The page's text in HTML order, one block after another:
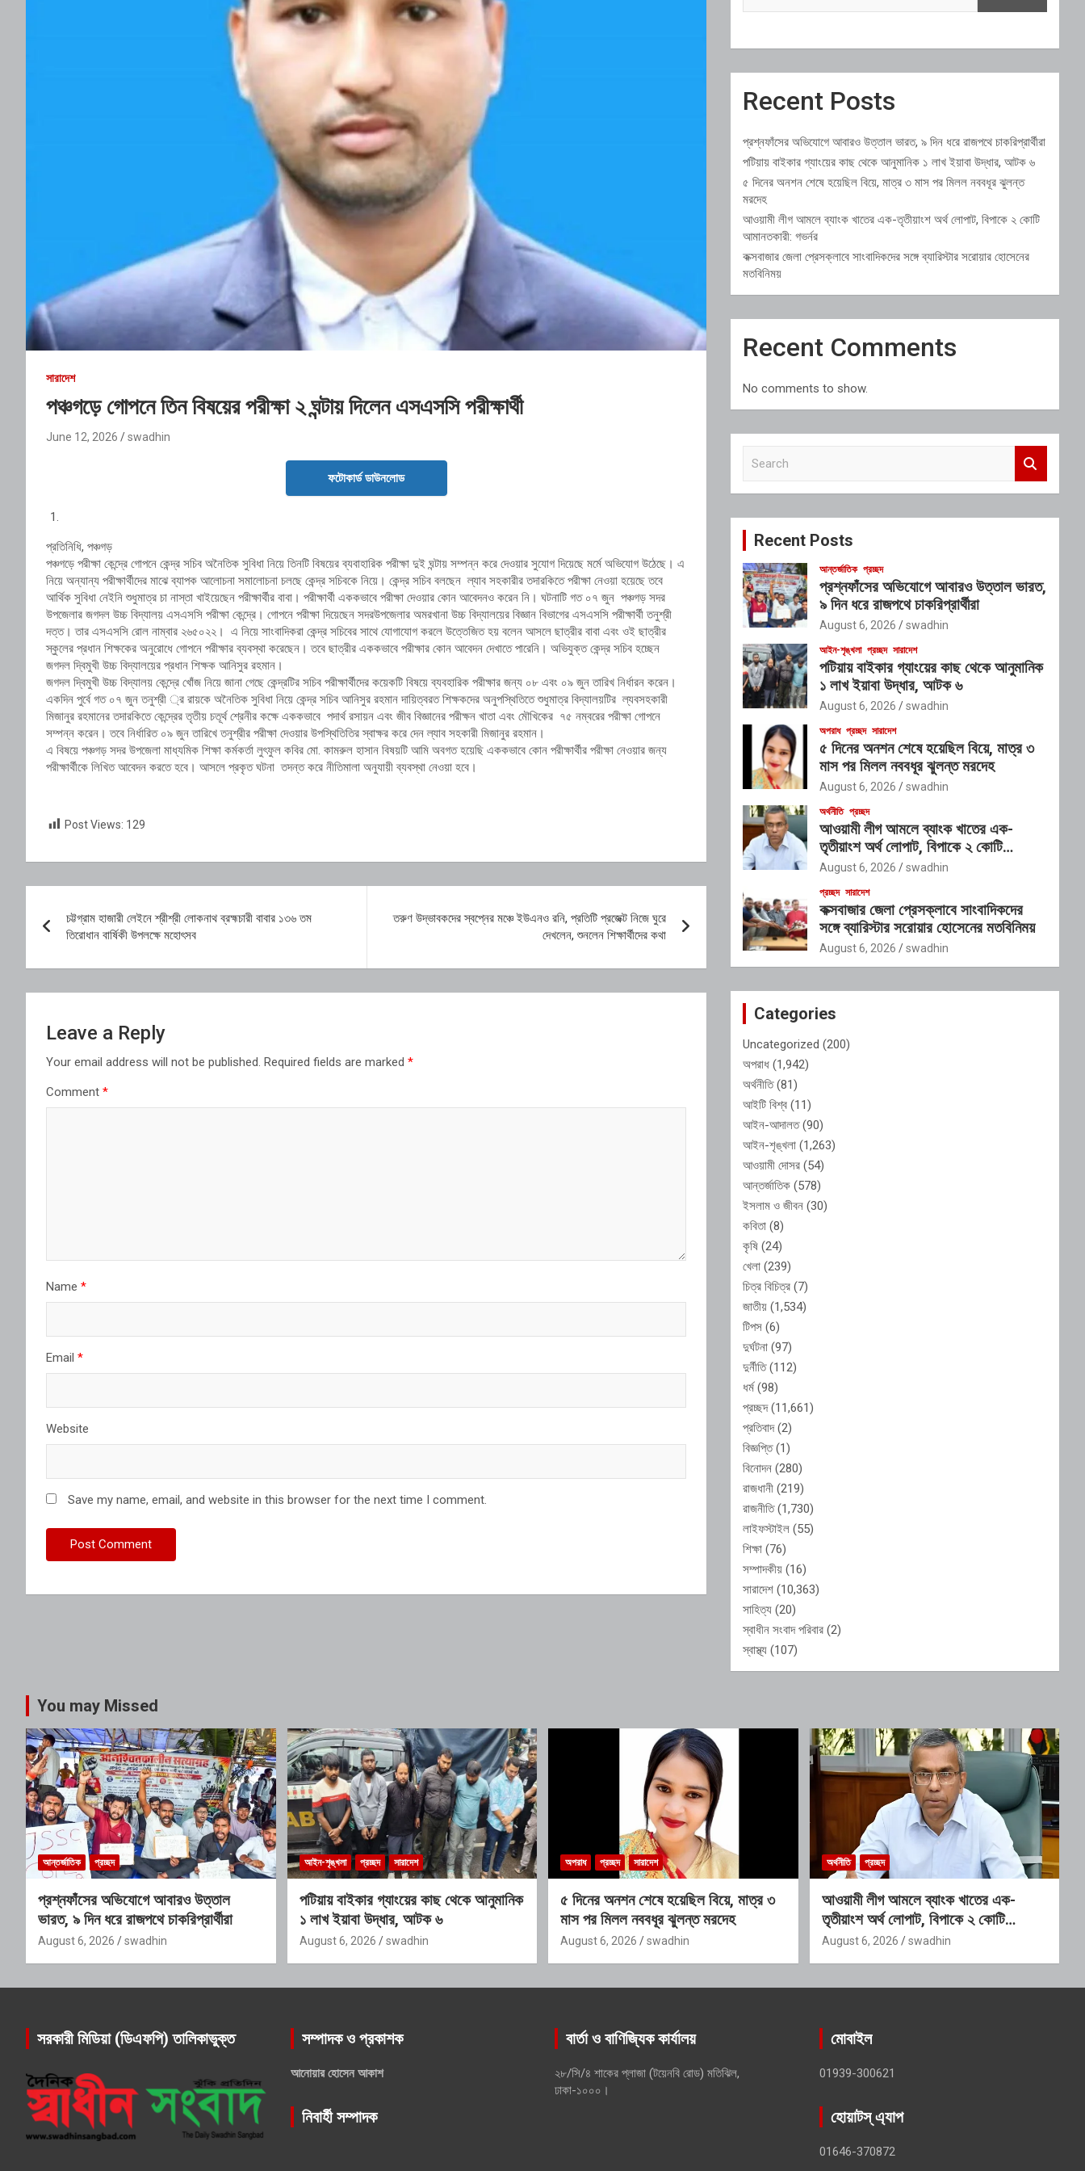
সারাদেশ
পঞ্চগড়ে গোপনে তিন বিষয়ের পরীক্ষা ২ ঘন্টায় দিলেন এসএসসি পরীক্ষার্থী
June 12, 2026 swadhin
ফটোকার্ড ডাউনলোড
প্রতিনিধি, পঞ্চগড়
পঞ্চগড়ে পরীক্ষা কেন্দ্রে গোপনে কেন্দ্র সচিব অনৈতিক সুবিধা নিয়ে তিনটি বিষয়ের ব্যবাহারিক পরীক্ষা দুই ঘন্টায় সম্পন্ন করে দেওয়ার সুযোগ দিয়েছে মর্মে অভিযোগ উঠেছে। এ
নিয়ে অন্যান্য পরীক্ষার্থীদের মাঝে ব্যাপক আলোচনা সমালোচনা চলছে কেন্দ্র সচিবকে নিয়ে। কেন্দ্র সচিব বলছেন ল্যাব সহকারীর তদারকিতে পরীক্ষা নেওয়া হয়েছে তবে
আর্থিক সুবিধা নেইনি শুধুমাত্র চা নাস্তা খাইয়েছেন পরীক্ষার্থীর বাবা। পরীক্ষার্থী এককভাবে পরীক্ষা দেওয়ার কোন আবেদনও করেন নি। ঘটনাটি গত ০৭ জুন পঞ্চগড় সদর
উপজেলার জগদল উচ্চ বিদ্যালয় এসএসসি পরীক্ষা কেন্দ্রে। গোপনে পরীক্ষা দিয়েছেন সদরউপজেলার অমরখানা উচ্চ বিদ্যালয়ের বিজ্ঞান বিভাগের এসএসসি পরীক্ষার্থী তনুশ্রী
দত্ত। তার এসএসসি রোল নাম্বার ২৬৫০২২। এ নিয়ে সাংবাদিকরা কেন্দ্র সচিবের সাথে যোগাযোগ করলে উত্তেজিত হয় বলেন আসলে ছাত্রীর বাবা এবং ওই ছাত্রীর
স্কুলের প্রধান শিক্ষকের অনুরোধে গোপনে পরীক্ষার ব্যবস্থা করেছেন। তবে ছাত্রীর এককভাবে পরীক্ষার কোন আবেদন দেখাতে পারেনি। অভিযুক্ত কেন্দ্র সচিব হচ্ছেন
জগদল দ্বিমুখী উচ্চ বিদ্যালয়ের প্রধান শিক্ষক আনিসুর রহমান।
জগদল দ্বিমুখী উচ্চ বিদ্যালয় কেন্দ্রে খোঁজ নিয়ে জানা গেছে কেন্দ্রটির সচিব পরীক্ষার্থীদের কয়েকটি বিষয়ে ব্যবহারিক পরীক্ষার জন্য ০৮ এবং ০৯ জুন তারিখ নির্ধারন করেন।
একদিন পুর্বে গত ০৭ জুন তনুশ্রী ্র রায়কে অনৈতিক সুবিধা নিয়ে কেন্দ্র সচিব আনিসুর রহমান দায়িত্বরত শিক্ষকদের অনুপস্থিতিতে শুধুমাত্র বিদ্যালয়টির ল্যবসহকারী
মিজানুর রহমানের তদারকিতে কেন্দ্রের তৃতীয় চতূর্থ শ্রেনীর কক্ষে এককভাবে পদার্থ রসায়ন এবং জীব বিজ্ঞানের পরীক্ষন খাতা এবং মৌখিকের ৭৫ নম্বরের পরীক্ষা গোপনে
সম্পন্ন করেন। তবে নির্ধারিত ০৯ জুন তারিখে তনুশ্রীর পরীক্ষা দেওয়ার উপস্থিতিতির স্বাক্ষর করে দেন ল্যাব সহকারী মিজানুর রহমান।
এ বিষয়ে পঞ্চগড় সদর উপজেলা মাধ্যমিক শিক্ষা কর্মকর্তা লুৎফুল কবির মো. কামরুল হাসান বিষয়টি আমি অবগত হয়েছি এককভাবে কোন পরীক্ষার্থীর পরীক্ষা নেওয়ার জন্য
পরীক্ষার্থীকে লিখিত আবেদন করতে হবে। আসলে প্রকৃত ঘটনা তদন্ত করে নীতিমালা অনুযায়ী ব্যবস্থা নেওয়া হবে।
Post Views: 129
navigation
চট্টগ্রাম হাজারী লেইনে শ্রীশ্রী লোকনাথ ব্রহ্মচারী বাবার ১৩৬ তম
তিরোধান বার্ষিকী উপলক্ষে মহোৎসব
তরুণ উদ্ভাবকদের স্বপ্নের মঞ্চে ইউএনও রনি, প্রতিটি প্রজেক্ট নিজে ঘুরে
দেখলেন, শুনলেন শিক্ষার্থীদের কথা
Leave a Reply
Your email address will not be published. Required fields are marked *
Comment *
Name *
Email *
Website
Save my name, email, and website in this browser for the next time I comment.
Recent Posts
প্রশ্নফাঁসের অভিযোগে আবারও উত্তাল ভারত, ৯ দিন ধরে রাজপথে চাকরিপ্রার্থীরা
পটিয়ায় বাইকার গ্যাংয়ের কাছ থেকে আনুমানিক ১ লাখ ইয়াবা উদ্ধার, আটক ৬
৫ দিনের অনশন শেষে হয়েছিল বিয়ে, মাত্র ৩ মাস পর মিলল নববধূর ঝুলন্ত
মরদেহ
আওয়ামী লীগ আমলে ব্যাংক খাতের এক-তৃতীয়াংশ অর্থ লোপাট, বিপাকে ২ কোটি
আমানতকারী: গভর্নর
কক্সবাজার জেলা প্রেসক্লাবে সাংবাদিকদের সঙ্গে ব্যারিস্টার সরোয়ার হোসেনের
মতবিনিময়
Recent Comments
No comments to show.
c
Recent Posts
আন্তর্জাতিক প্রচ্ছদ
প্রশ্নফাঁসের অভিযোগে আবারও উত্তাল ভারত,
৯ দিন ধরে রাজপথে চাকরিপ্রার্থীরা
August 6, 2026 swadhin
আইন-শৃঙ্খলা প্রচ্ছদ সারাদেশ
পটিয়ায় বাইকার গ্যাংয়ের কাছ থেকে আনুমানিক
১ লাখ ইয়াবা উদ্ধার, আটক ৬
August 6, 2026 swadhin
অপরাধ প্রচ্ছদ সারাদেশ
৫ দিনের অনশন শেষে হয়েছিল বিয়ে, মাত্র ৩
মাস পর মিলল নববধূর ঝুলন্ত মরদেহ
August 6, 2026 swadhin
অর্থনীতি প্রচ্ছদ
আওয়ামী লীগ আমলে ব্যাংক খাতের এক-
তৃতীয়াংশ অর্থ লোপাট, বিপাকে ২ কোটি
আমানতকারী: গভর্নর
August 6, 2026 swadhin
প্রচ্ছদ সারাদেশ
কক্সবাজার জেলা প্রেসক্লাবে সাংবাদিকদের
সঙ্গে ব্যারিস্টার সরোয়ার হোসেনের মতবিনিময়
August 6, 2026 swadhin
Categories
Uncategorized (200)
অপরাধ (1,942)
অর্থনীতি(81)
আইটি বিশ্ব (11)
আইন-আদালত(90)
আইন-শৃঙ্খলা (1,263)
আওয়ামী দোসর (54)
আন্তর্জাতিক (578)
ইসলাম ও জীবন (30)
কবিতা (8)
কৃষি (24)
খেলা (239)
চিত্র বিচিত্র (7)
জাতীয় (1,534)
টিপস (6)
দুর্ঘটনা (97)
দুর্নীতি(112)
ধর্ম(98)
প্রচ্ছদ(11,661)
প্রতিবাদ(2)
বিজ্ঞপ্তি(1)
বিনোদন (280)
রাজধানী (219)
রাজনীতি(1,730)
লাইফস্টাইল (55)
শিক্ষা (76)
সম্পাদকীয় (16)
সারাদেশ (10,363)
সাহিত্য (20)
স্বাধীন সংবাদ পরিবার (2)
স্বাস্থ্য (107)
You may Missed
আন্তর্জাতিক প্রচ্ছদ
প্রশ্নফাঁসের অভিযোগে আবারও উত্তাল
ভারত, ৯ দিন ধরে রাজপথে চাকরিপ্রার্থীরা
August 6, 2026 swadhin
আইন-শৃঙ্খলা প্রচ্ছদ সারাদেশ
পটিয়ায় বাইকার গ্যাংয়ের কাছ থেকে আনুমানিক
১ লাখ ইয়াবা উদ্ধার, আটক ৬
August 6, 2026 swadhin
অপরাধ প্রচ্ছদ সারাদেশ
৫ দিনের অনশন শেষে হয়েছিল বিয়ে, মাত্র ৩
মাস পর মিলল নববধূর ঝুলন্ত মরদেহ
August 6, 2026 swadhin
অর্থনীতি প্রচ্ছদ
আওয়ামী লীগ আমলে ব্যাংক খাতের এক-
তৃতীয়াংশ অর্থ লোপাট, বিপাকে ২ কোটি
আমানতকারী: গভর্নর
August 6, 2026 swadhin
সরকারী মিডিয়া (ডিএফপি) তালিকাভুক্ত সম্পাদক ও প্রকাশক
আনোয়ার হোসেন আকাশ
নিবার্হী সম্পাদক
বার্তা ও বাণিজ্যিক কার্যালয়
২৮/সি/৪ শাকের প্লাজা (টয়েনবি রোড) মতিঝিল,
ঢাকা-১০০০।
মোবাইল
01939-300621
হোয়াটস্ এ্যাপ
01646-370872